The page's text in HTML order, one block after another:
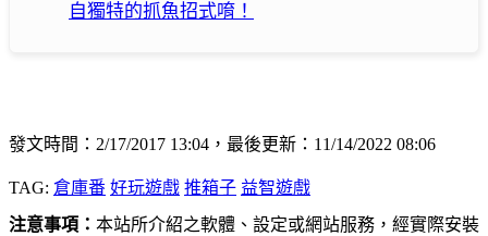
自獨特的抓魚招式唷！
發文時間：2/17/2017 13:04，最後更新：11/14/2022 08:06
TAG: 倉庫番 好玩遊戲 推箱子 益智遊戲
注意事項： 本站所介紹之軟體、設定或網站服務，經實際安裝